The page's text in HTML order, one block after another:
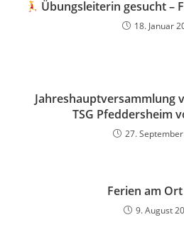
Übungsleiterin gesucht –
18. Januar
Jahreshauptversammlung
TSG Pfeddersheim
27.
Ferien am
9. August